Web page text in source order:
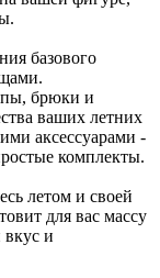
базового
брюки и
ваших летних
аксессуарами -
комплекты.
летом и своей
для вас массу
вкус и